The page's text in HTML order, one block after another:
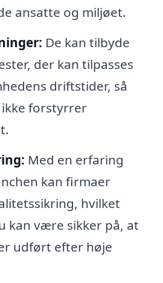
ansatte og miljøet.
De kan tilbyde
der kan tilpasses
driftstider, så
forstyrrer
Med en erfaring
kan firmaer
hvilket
kan være sikker på, at
udført efter høje